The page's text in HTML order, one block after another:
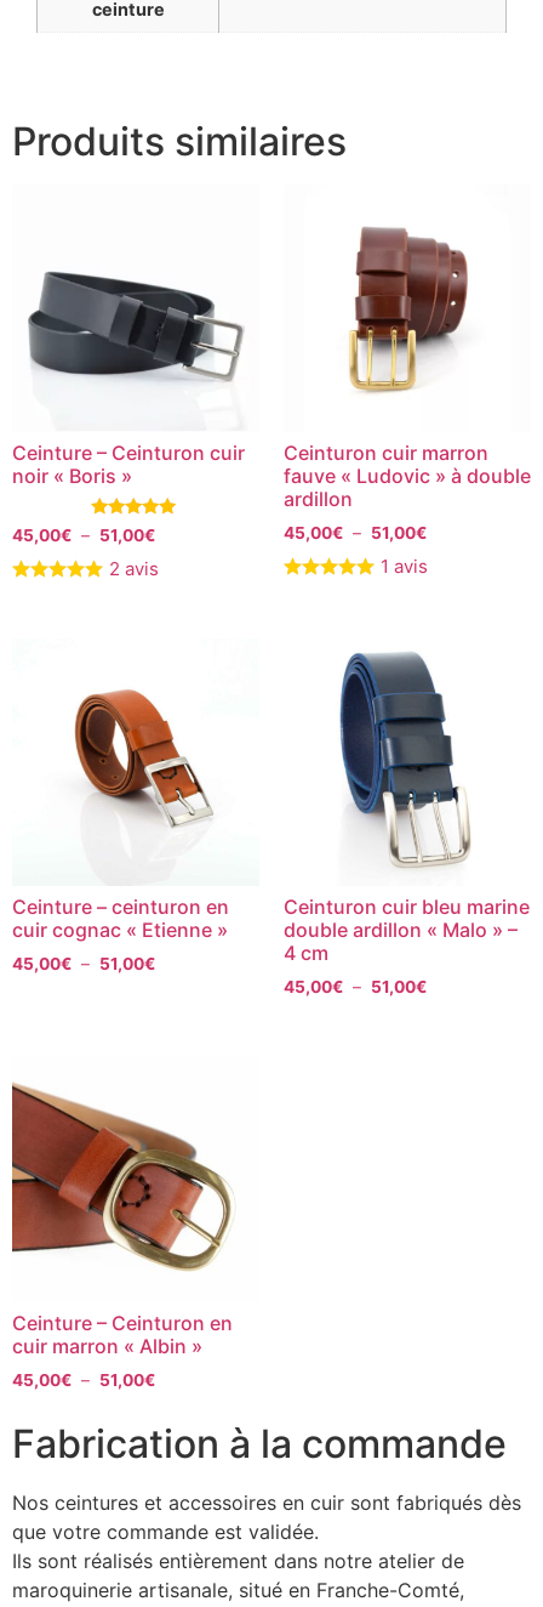
ceinture
Produits similaires
Ceinture – Ceinturon cuir
noir « Boris »
Note
5.00
sur 5
45,00€ – 51,00€
2 avis
Ceinturon cuir marron
fauve « Ludovic » à double
ardillon
45,00€ – 51,00€
1 avis
Ceinture – ceinturon en
cuir cognac « Etienne »
45,00€ – 51,00€
Ceinturon cuir bleu marine
double ardillon « Malo » –
4 cm
45,00€ – 51,00€
Ceinture – Ceinturon en
cuir marron « Albin »
45,00€ – 51,00€
Fabrication à la commande
Nos ceintures et accessoires en cuir sont fabriqués dès
que votre commande est validée.
Ils sont réalisés entièrement dans notre atelier de
maroquinerie artisanale, situé en Franche-Comté,